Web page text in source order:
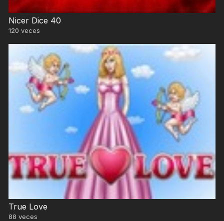
Nicer Dice 40
120 veces
True Love
88 veces